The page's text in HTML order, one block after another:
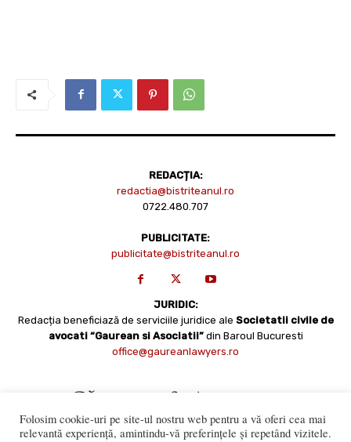
REDACȚIA:
redactia@bistriteanul.ro
0722.480.707
PUBLICITATE:
publicitate@bistriteanul.ro
JURIDIC:
Redacția beneficiază de serviciile juridice ale Societatii civile de
avocati “Gaurean si Asociatii” din Baroul Bucuresti
office@gaureanlawyers.ro
Folosim cookie-uri pe site-ul nostru web pentru a vă oferi cea mai
relevantă experiență, amintindu-vă preferințele și repetând vizitele.